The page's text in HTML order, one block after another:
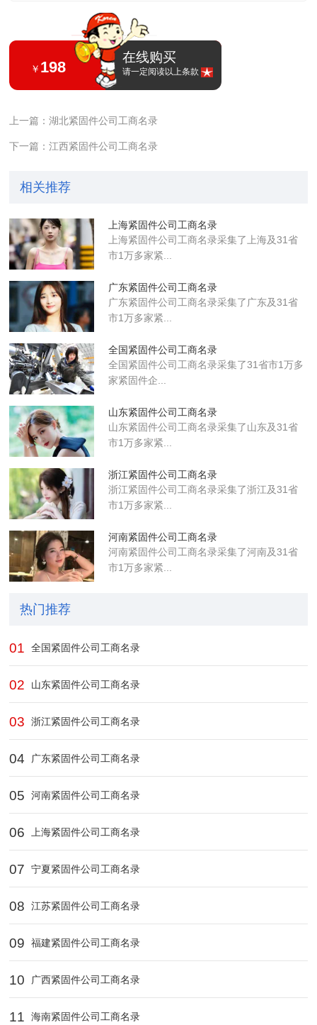
￥ 198
在线购买
请一定阅读以上条款
上一篇：湖北紧固件公司工商名录
下一篇：江西紧固件公司工商名录
相关推荐
上海紧固件公司工商名录
上海紧固件公司工商名录采集了上海及31省
市1万多家紧...
广东紧固件公司工商名录
广东紧固件公司工商名录采集了广东及31省
市1万多家紧...
全国紧固件公司工商名录
全国紧固件公司工商名录采集了31省市1万多
家紧固件企...
山东紧固件公司工商名录
山东紧固件公司工商名录采集了山东及31省
市1万多家紧...
浙江紧固件公司工商名录
浙江紧固件公司工商名录采集了浙江及31省
市1万多家紧...
河南紧固件公司工商名录
河南紧固件公司工商名录采集了河南及31省
市1万多家紧...
热门推荐
01 全国紧固件公司工商名录
02 山东紧固件公司工商名录
03 浙江紧固件公司工商名录
04 广东紧固件公司工商名录
05 河南紧固件公司工商名录
06 上海紧固件公司工商名录
07 宁夏紧固件公司工商名录
08 江苏紧固件公司工商名录
09 福建紧固件公司工商名录
10 广西紧固件公司工商名录
11 海南紧固件公司工商名录